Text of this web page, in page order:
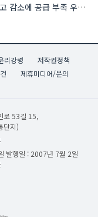
[비철금속 시황] 구리 2개월 만에 최고치…재고 감소에 공급 부족 우려 확대
리강령
저작권정책
제휴미디어/문의
로 53길 15,
단지)
발행일 : 2007년 7월 2일